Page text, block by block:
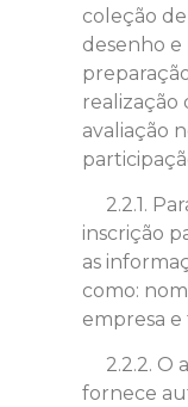
coleção
desenho
realização
avaliação
2.2.1.
inscrição
as
como:
empresa
2.2.2. O
fornece